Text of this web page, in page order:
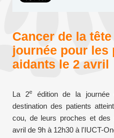
Cancer de la
journée pour les
aidants le 2 avril
La 2eédition de la journée
destination des patients
cou, de leurs proches et
avril de 9h à 12h30 à l'IUCT-